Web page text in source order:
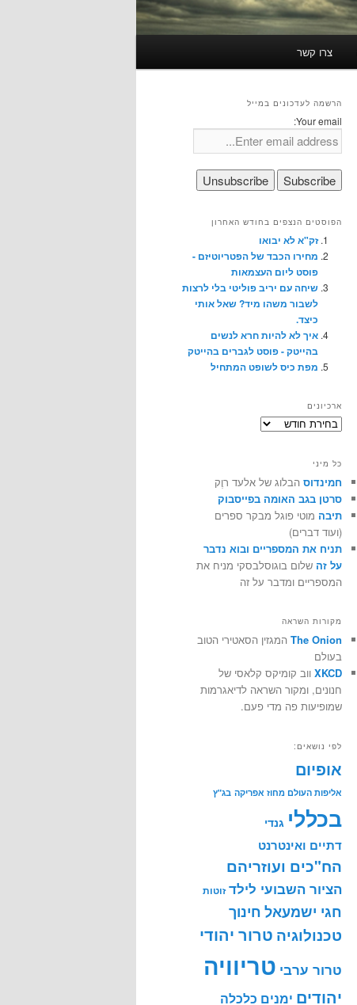
צרו קשר
הרשמה לעדכונים במייל
Your email:
הפוסטים הנצפים בחודש האחרון
זק"א לא יבואו
מחירו הכבד של הפטריוטיזם -
פוסט ליום העצמאות
שיחה עם יריב פוליטי בלי לרצות
לשבור משהו מיד? שאל אותי
כיצד.
איך לא להיות חרא לנשים
בהייטק - פוסט לגברים בהייטק
מפת כיס לשופט המתחיל
ארכיונים
ארכיונים
כל מיני
חמינדוס הבלוג של אלעד רוֶק
סרטן בגב האומה בפייסבוק
תיבה מוטי פוגל מבקר ספרים
(ועוד דברים)
תניח את המספריים ובוא נדבר
על זה שלום בוגוסלבסקי מניח את
המספריים ומדבר על זה
מקורות השראה
The Onion המגזין הסאטירי הטוב
בעולם
XKCD ווב קומיקס קלאסי של
חנונים, ומקור השראה לדיאגרמות
שמופיעות פה מדי פעם.
לפי נושאים:
אופיום
אליפות העולם מחוז אפריקה בג"ץ
בכללי גנדי
דתיים ואינטרנט
הח"כים ועוזריהם
הציור השבועי לילד זוטות
חגי ישמעאל חינוך
טכנולוגיה טרור יהודי
טרור ערבי טריוויה
יהודים ימנים כלכלה